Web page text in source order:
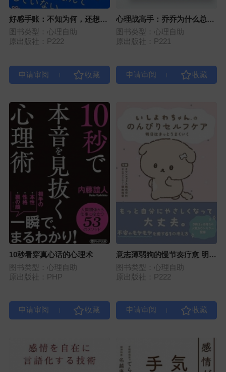
好感手账：不知为何，还想与
你见面
图书类型：心理自助
原出版社：P222
心理战高手：乔乔为什么总会
赢
图书类型：心理自助
原出版社：P221
10秒看穿真心话的心理术
图书类型：心理自助
原出版社：PHP
意志薄弱狗的慢节奏疗愈 明天
一定行
图书类型：心理自助
原出版社：P222